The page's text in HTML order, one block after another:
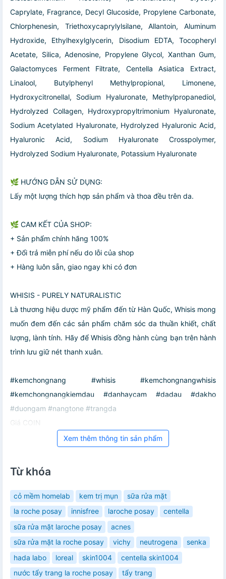
Caprylate, Fragrance, Decyl Glucoside, Propylene Carbonate,
Chlorphenesin, Triethoxycaprylylsilane, Allantoin, Aluminum
Hydroxide, Ethylhexylglycerin, Disodium EDTA, Tocopheryl
Acetate, Silica, Adenosine, Propylene Glycol, Xanthan Gum,
Galactomyces Ferment Filtrate, Centella Asiatica Extract,
Linalool, Butylphenyl Methylpropional, Limonene,
Hydroxycitronellal, Sodium Hyaluronate, Methylpropanediol,
Hydrolyzed Collagen, Hydroxypropyltrimonium Hyaluronate,
Sodium Acetylated Hyaluronate, Hydrolyzed Hyaluronic Acid,
Hyaluronic Acid, Sodium Hyaluronate Crosspolymer,
Hydrolyzed Sodium Hyaluronate, Potassium Hyaluronate
🌿 HƯỚNG DẪN SỬ DỤNG:
Lấy một lượng thích hợp sản phẩm và thoa đều trên da.
🌿 CAM KẾT CỦA SHOP:
+ Sản phẩm chính hãng 100%
+ Đổi trả miễn phí nếu do lỗi của shop
+ Hàng luôn sẵn, giao ngay khi có đơn
WHISIS - PURELY NATURALISTIC
Là thương hiệu dược mỹ phẩm đến từ Hàn Quốc, Whisis mong
muốn đem đến các sản phẩm chăm sóc da thuần khiết, chất
lượng, lành tính. Hãy để Whisis đồng hành cùng bạn trên hành
trình lưu giữ nét thanh xuân.
#kemchongnang #whisis #kemchongnangwhisis
#kemchongnangkiemdau #danhaycam #dadau #dakho
#duongam #nangtone #trangda
Giá COIN
Xem thêm thông tin sản phẩm
Từ khóa
cỏ mềm homelab kem trị mụn
sữa rửa mặt
la roche posay
innisfree laroche posay
centella
sữa rửa mặt laroche posay
acnes
sữa rửa mặt la roche posay
vichy neutrogena
senka
hada labo
loreal skin1004
centella skin1004
nước tẩy trang la roche posay
tẩy trang